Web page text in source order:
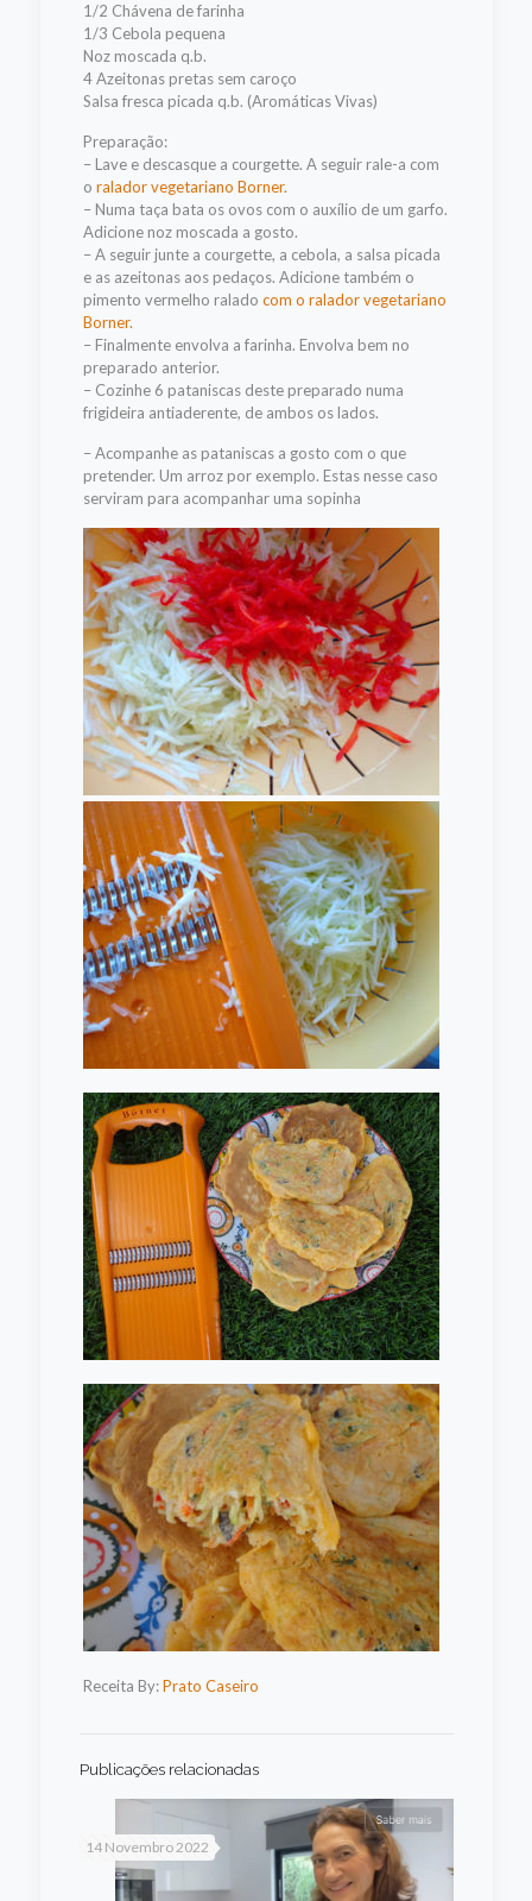
1/2 Chávena de farinha
1/3 Cebola pequena
Noz moscada q.b.
4 Azeitonas pretas sem caroço
Salsa fresca picada q.b. (Aromáticas Vivas)
Preparação:
– Lave e descasque a courgette. A seguir rale-a com
o ralador vegetariano Borner.
– Numa taça bata os ovos com o auxílio de um garfo.
Adicione noz moscada a gosto.
– A seguir junte a courgette, a cebola, a salsa picada
e as azeitonas aos pedaços. Adicione também o
pimento vermelho ralado com o ralador vegetariano
Borner.
– Finalmente envolva a farinha. Envolva bem no
preparado anterior.
– Cozinhe 6 pataniscas deste preparado numa
frigideira antiaderente, de ambos os lados.
– Acompanhe as pataniscas a gosto com o que
pretender. Um arroz por exemplo. Estas nesse caso
serviram para acompanhar uma sopinha
Receita By:Prato Caseiro
Publicações relacionadas
14 Novembro 2022